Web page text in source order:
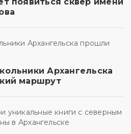
Архангельска
маршрут